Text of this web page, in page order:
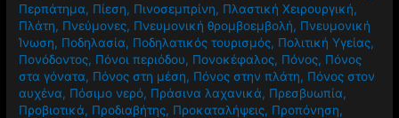
Περπάτημα, Πίεση, Πινοσεμπρίνη, Πλαστική Χειρουργική,
Πλάτη, Πνεύμονες, Πνευμονική θρομβοεμβολή, Πνευμονική
Ίνωση, Ποδηλασία, Ποδηλατικός τουρισμός, Πολιτική Υγείας,
Πονόδοντος, Πόνοι περιόδου, Πονοκέφαλος, Πόνος, Πόνος
στα γόνατα, Πόνος στη μέση, Πόνος στην πλάτη, Πόνος στον
αυχένα, Πόσιμο νερό, Πράσινα λαχανικά, Πρεσβυωπία,
Προβιοτικά, Προδιαβήτης, Προκαταλήψεις, Προπόνηση,